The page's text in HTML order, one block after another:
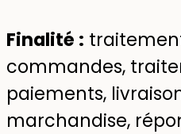
Finalité :
commandes,
paiements,
marchandise,